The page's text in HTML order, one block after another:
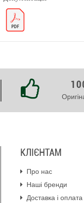
КЛІЄНТАМ
Про нас
Наші бренди
Доставка і оплата